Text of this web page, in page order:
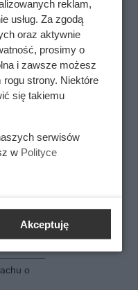
i
o
reklam,
usług. Za zgodą
oraz aktywnie
prosimy o
i zawsze możesz
strony. Niektóre
się takiemu
serwisów
w Polityce
Akceptuję